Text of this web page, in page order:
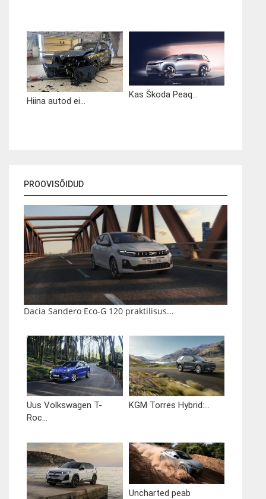
Hiina autod ei...
Kas Škoda Peaq...
PROOVISÕIDUD
Dacia Sandero Eco-G 120 praktilisus...
Uus Volkswagen T-
Roc...
KGM Torres Hybrid:...
Uncharted peab